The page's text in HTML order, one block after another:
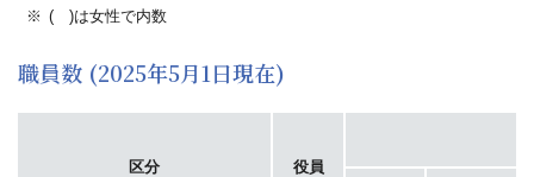
( )は女性で内数
職員数 (2025年5月1日現在)
区分
役員